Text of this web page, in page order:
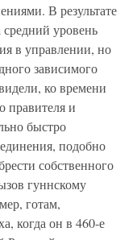
В результате
уровень
в управлении, но
зависимого
ко времени
правителя и
быстро
подобно
собственного
гуннскому
готам,
когда он в 460-е